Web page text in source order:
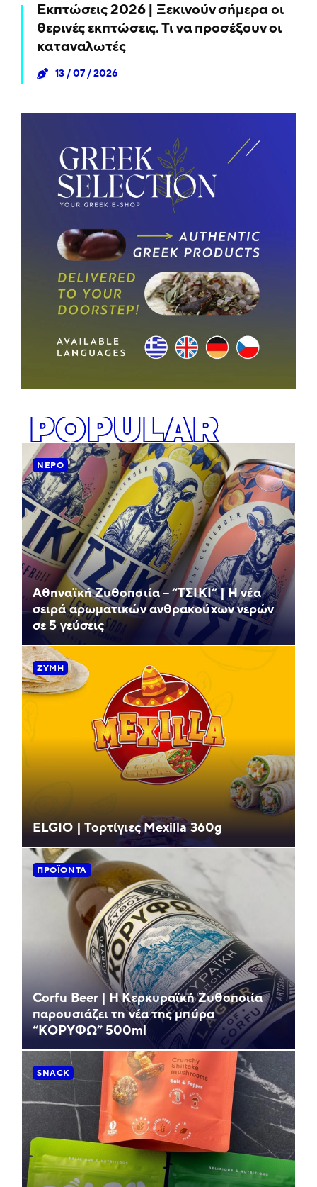
Εκπτώσεις 2026 | Ξεκινούν σήμερα οι
θερινές εκπτώσεις. Τι να προσέξουν οι
καταναλωτές
13 / 07 / 2026
POPULAR
ΝΕΡΌ
Αθηναϊκή Ζυθοποιία – “ΤΣΙΚΙ” | Η νέα
σειρά αρωματικών ανθρακούχων νερών
σε 5 γεύσεις
ΖΎΜΗ
ELGIO | Τορτίγιες Mexilla 360g
ΠΡΟΪΌΝΤΑ
Corfu Beer | Η Κερκυραϊκή Ζυθοποιία
παρουσιάζει τη νέα της μπύρα
“ΚΟΡΥΦΩ” 500ml
SNACK